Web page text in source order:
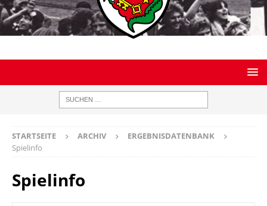
STARTSEITE ARCHIV
ERGEBNISDATENBANK
Spielinfo
Spielinfo